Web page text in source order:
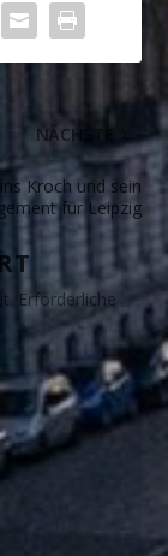
NÄCHSTE
Kroch und sein
für Leipzig
Erforderliche